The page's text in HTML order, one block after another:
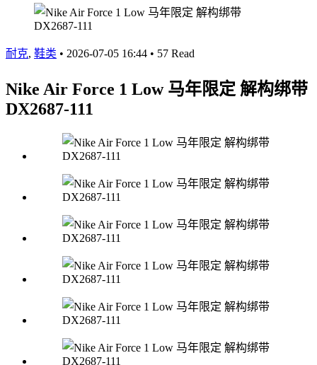
耐克, 鞋类 • 2026-07-05 16:44 • 57 Read
Nike Air Force 1 Low 马年限定 解构绑带
DX2687-111